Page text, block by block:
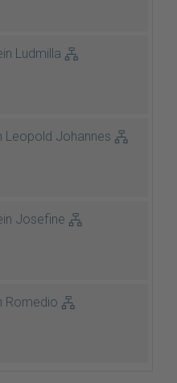
Ludmilla
Leopold Johannes
Josefine
Romedio